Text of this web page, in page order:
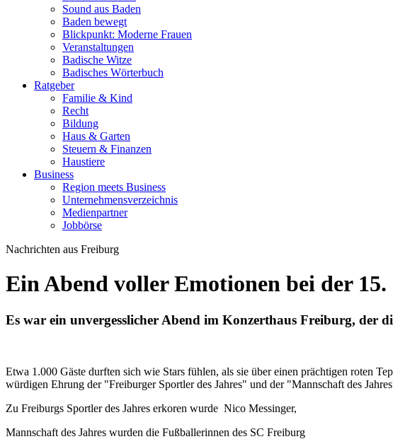
Sound aus Baden
Baden bewegt
Blickpunkt: Moderne Frauen
Veranstaltungen
Badische Witze
Badisches Wörterbuch
Ratgeber
Familie & Kind
Recht
Bildung
Haus & Garten
Steuern & Finanzen
Haustiere
Business
Region meets Business
Unternehmensverzeichnis
Medienpartner
Jobbörse
Nachrichten aus Freiburg
Ein Abend voller Emotionen bei der
Es war ein unvergesslicher Abend im Konzerthaus Freiburg, der
Etwa 1.000 Gäste durften sich wie Stars fühlen, als sie über einen prächtigen roten
würdigen Ehrung der "Freiburger Sportler des Jahres" und der "Mannschaft des
Zu Freiburgs Sportler des Jahres erkoren wurde Nico Messinger,
Mannschaft des Jahres wurden die Fußballerinnen des SC Freiburg